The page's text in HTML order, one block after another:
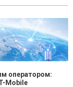
оператором:
Mobile